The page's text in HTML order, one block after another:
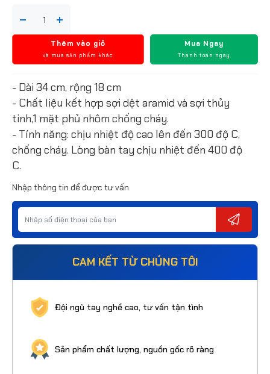
Thêm vào giỏ
và mua sản phẩm khác
Mua Ngay
Thanh toán ngay
- Dài 34 cm, rộng 18 cm
- Chất liệu kết hợp sợi dệt aramid và sợi thủy
tinh,1 mặt phủ nhôm chống cháy.
- Tính năng: chịu nhiệt độ cao lên đến 300 độ C,
chống cháy. Lòng bàn tay chịu nhiệt đến 400 độ
C.
Nhập thông tin để được tư vấn
CAM KẾT TỪ CHÚNG TÔI
Đội ngũ tay nghề cao, tư vấn tận tình
Sản phẩm chất lượng, nguồn gốc rõ ràng